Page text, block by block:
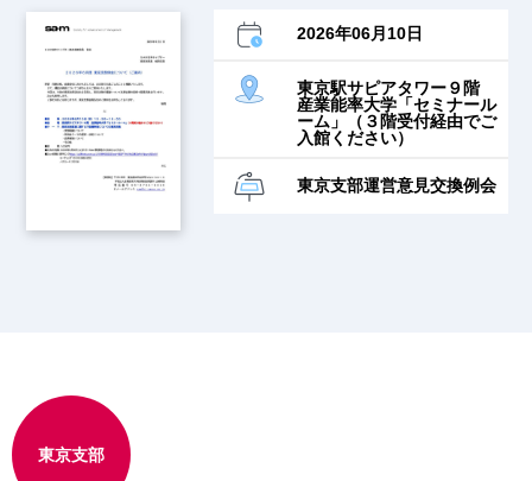
2026年06月10日
東京駅サピアタワー９階
産業能率大学「セミナール
ーム」（３階受付経由でご
入館ください）
東京支部運営意見交換例会
東京支部